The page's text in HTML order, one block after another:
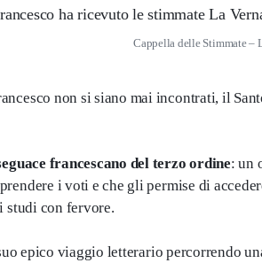
Cappella delle Stimmate –
non si siano mai incontrati, il
francescano del terzo ordine: un
i voti e che gli permise di
studi con fervore.
epico viaggio letterario percorrendo